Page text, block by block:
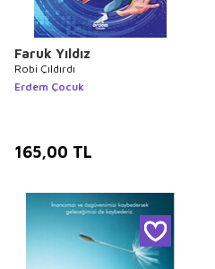
Faruk Yıldız
Robi Çıldırdı
Erdem Çocuk
165,00 TL